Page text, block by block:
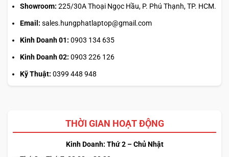
Showroom: 225/30A Thoại Ngọc Hầu, P. Phú Thạnh, TP. HCM.
Email: sales.hungphatlaptop@gmail.com
Kinh Doanh 01: 0903 134 635
Kinh Doanh 02: 0903 226 126
Kỹ Thuật: 0399 448 948
THỜI GIAN HOẠT ĐỘNG
Kinh Doanh: Thứ 2 – Chủ Nhật